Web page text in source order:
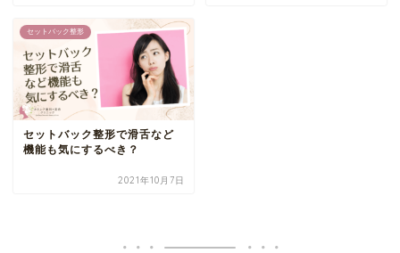
セットバック整形
セットバック整形で滑舌など
機能も気にするべき？
2021年10月7日